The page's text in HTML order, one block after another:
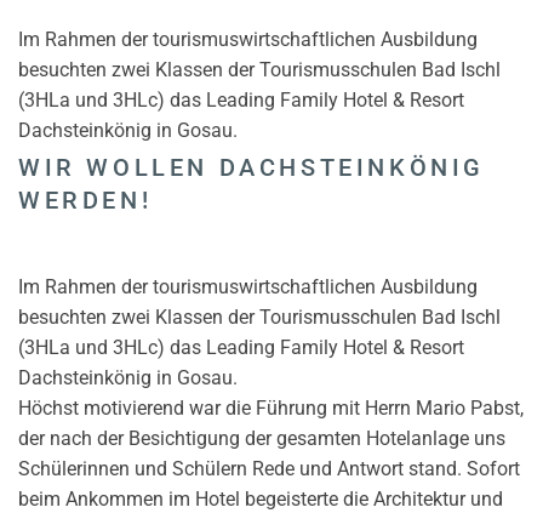
Im Rahmen der tourismuswirtschaftlichen Ausbildung
besuchten zwei Klassen der Tourismusschulen Bad Ischl
(3HLa und 3HLc) das Leading Family Hotel & Resort
Dachsteinkönig in Gosau.
WIR WOLLEN DACHSTEINKÖNIG
WERDEN!
Im Rahmen der tourismuswirtschaftlichen Ausbildung
besuchten zwei Klassen der Tourismusschulen Bad Ischl
(3HLa und 3HLc) das Leading Family Hotel & Resort
Dachsteinkönig in Gosau.
Höchst motivierend war die Führung mit Herrn Mario Pabst,
der nach der Besichtigung der gesamten Hotelanlage uns
Schülerinnen und Schülern Rede und Antwort stand. Sofort
beim Ankommen im Hotel begeisterte die Architektur und